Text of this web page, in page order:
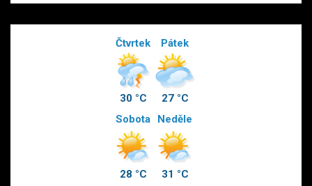
Čtvrtek
30 °C
Pátek
27 °C
Sobota
28 °C
Neděle
31 °C